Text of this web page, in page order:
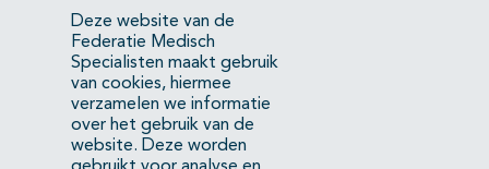
Mercatorlaan 1200
3528 BL Utrecht
(088) 505 34 34
info@richtlijnendatabase.nl
Deze website van de
Federatie Medisch
Specialisten maakt gebruik
van cookies, hiermee
verzamelen we informatie
over het gebruik van de
website. Deze worden